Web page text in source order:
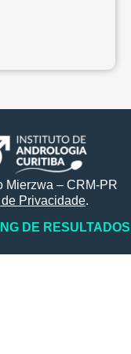
Mierzwa – CRM-PR
Privacidade.
DE RESULTADOS